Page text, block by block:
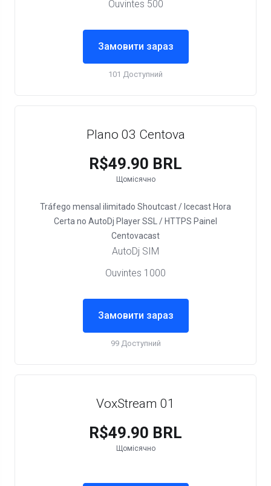
Ouvintes 500
Замовити зараз
101 Доступний
Plano 03 Centova
R$49.90 BRL
Щомісячно
AutoDj SIM
Ouvintes 1000
Tráfego mensal ilimitado Shoutcast / Icecast Hora
Certa no AutoDj Player SSL / HTTPS Painel
Centovacast
Замовити зараз
99 Доступний
VoxStream 01
R$49.90 BRL
Щомісячно